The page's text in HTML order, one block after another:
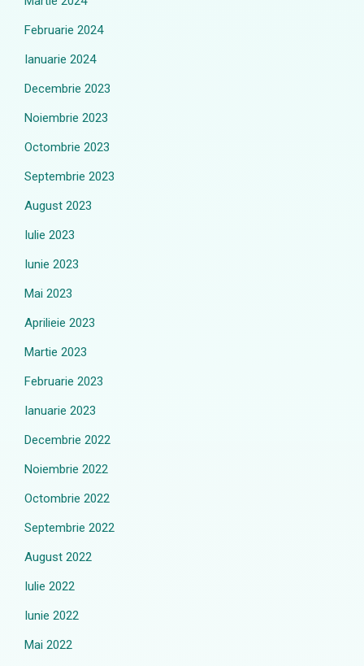
Februarie 2024
Ianuarie 2024
Decembrie 2023
Noiembrie 2023
Octombrie 2023
Septembrie 2023
August 2023
Iulie 2023
Iunie 2023
Mai 2023
Aprilieie 2023
Martie 2023
Februarie 2023
Ianuarie 2023
Decembrie 2022
Noiembrie 2022
Octombrie 2022
Septembrie 2022
August 2022
Iulie 2022
Iunie 2022
Mai 2022